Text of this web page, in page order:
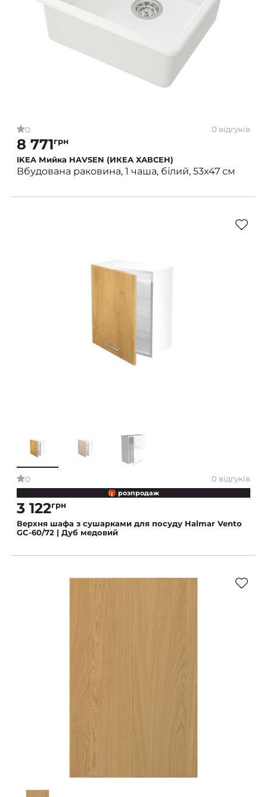
0 0 відгуків
8 771грн
IKEA Мийка HAVSEN (ИКЕА ХАВСЕН)
Вбудована раковина, 1 чаша, білий, 53x47 см
0 0 відгуків
🎁 розпродаж
3 122грн
Верхня шафа з сушарками для посуду Halmar Vento
GC-60/72 | Дуб медовий